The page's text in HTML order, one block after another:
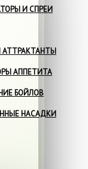
И СПРЕИ
АППЕТИТА
БОЙЛОВ
НАСАДКИ